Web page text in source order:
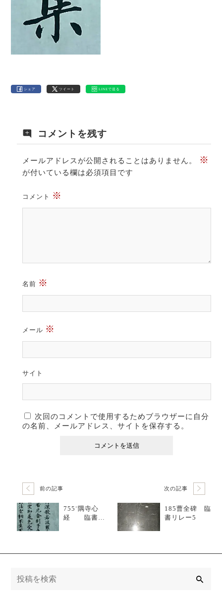
シェア ツイート LINEで送る
コメントを残す
メールアドレスが公開されることはありません。 ※
が付いている欄は必須項目です
コメント ※
名前 ※
メール ※
サイト
次回のコメントで使用するためブラウザーに自分
の名前、メールアドレス、サイトを保存する。
前の記事
755⁻隅寺心
経 臨書リ
次の記事
185曹全碑 臨
書リレー5